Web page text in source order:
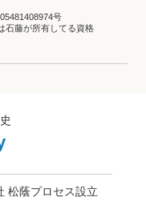
号
石藤が所有してる資格
松蔭プロセス設立